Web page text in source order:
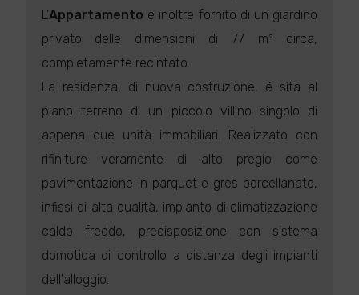
L'Appartamento è inoltre fornito di un giardino
privato delle dimensioni di 77 m² circa,
completamente recintato.
La residenza, di nuova costruzione, é sita al
piano terreno di un piccolo villino singolo di
appena due unità immobiliari. Realizzato con
rifiniture veramente di alto pregio come
pavimentazione in parquet e gres porcellanato,
infissi di alta qualità, impianto di climatizzazione
caldo freddo, predisposizione con sistema
domotica di controllo a distanza degli impianti
dell'alloggio.